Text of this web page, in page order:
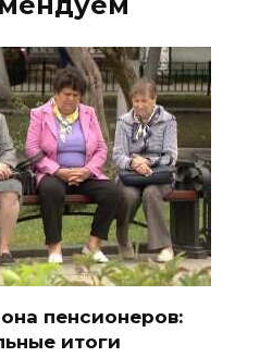
пенсионеров:
итоги